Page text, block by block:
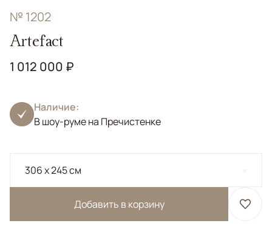
№ 1202
Artefact
1 012 000 ₽
Наличие:
В шоу-руме на Пречистенке
306 x 245 см
Добавить в корзину